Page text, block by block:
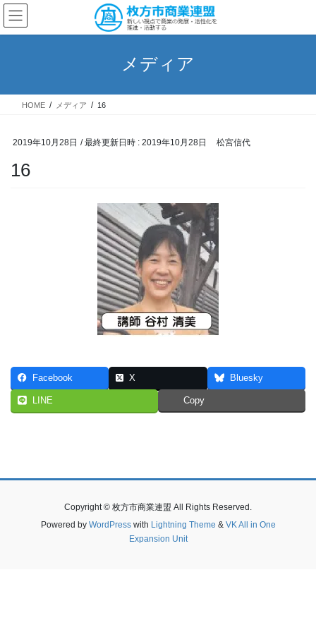
コ
ン
テ
ス
ナ
ビ
ゲ
ン
メディア
HOME メディア 16
2019年10月28日 / 最終更新日時 : 2019年10月28日 松宮信代
16
Facebook X Bluesky
LINE Copy
Copyright © 枚方市商業連盟 All Rights Reserved.
Powered by WordPresswith Lightning Theme & VK All in One
Expansion Unit